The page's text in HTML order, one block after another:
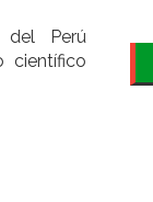
del Perú
científico